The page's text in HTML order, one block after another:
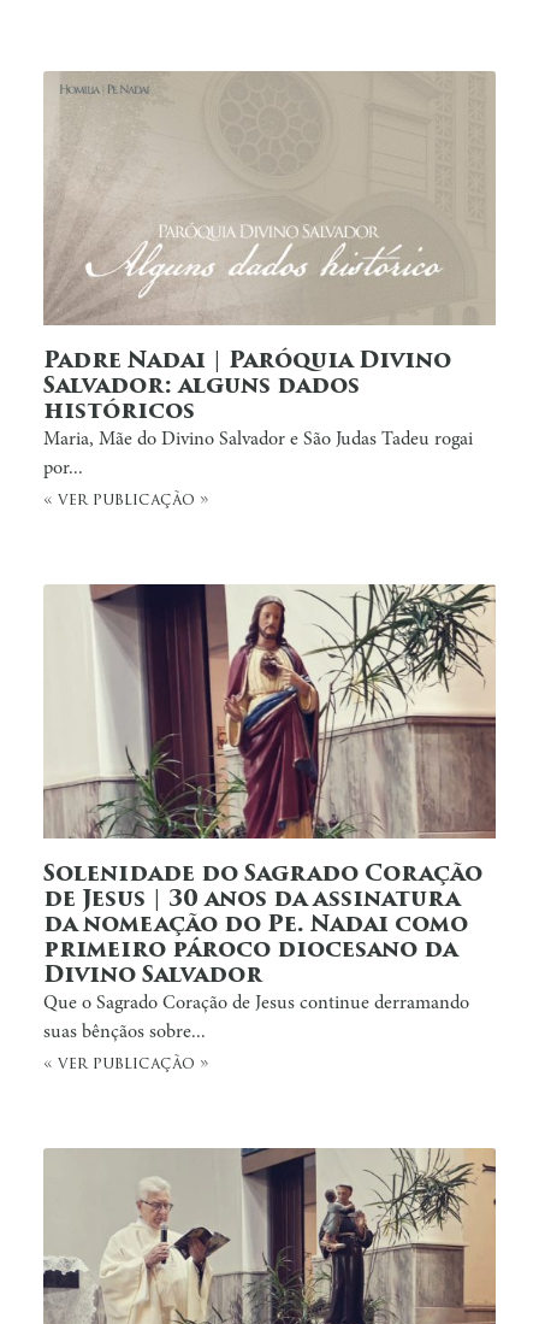
Padre Nadai | Paróquia Divino
Salvador: alguns dados
históricos
Maria, Mãe do Divino Salvador e São Judas Tadeu rogai
por...
« ver publicação »
Solenidade do Sagrado Coração
de Jesus | 30 anos da assinatura
da nomeação do Pe. Nadai como
primeiro pároco diocesano da
Divino Salvador
Que o Sagrado Coração de Jesus continue derramando
suas bênçãos sobre...
« ver publicação »